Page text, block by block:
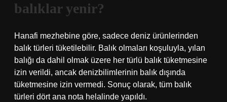
balıklar yenir?
Hanafi mezhebine göre, sadece deniz ürünlerinden
balık türleri tüketilebilir. Balık olmaları koşuluyla, yılan
balığı da dahil olmak üzere her türlü balık tüketmesine
izin verildi, ancak denizbilimlerinin balık dışında
tüketmesine izin vermedi. Sonuç olarak, tüm balık
türleri dört ana nota helalinde yapıldı.